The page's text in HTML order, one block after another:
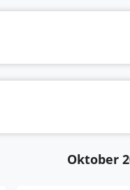
Oktober